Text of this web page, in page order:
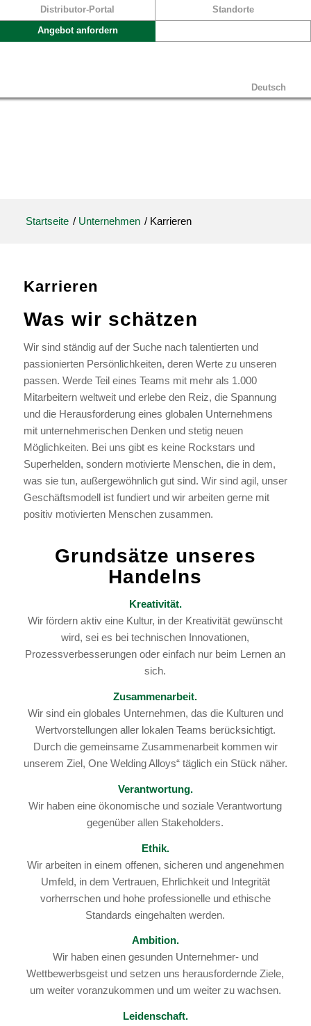
Distributor-Portal
Standorte
Angebot anfordern
Deutsch
Startseite / Unternehmen / Karrieren
Karrieren
Was wir schätzen
Wir sind ständig auf der Suche nach talentierten und
passionierten Persönlichkeiten, deren Werte zu unseren
passen. Werde Teil eines Teams mit mehr als 1.000
Mitarbeitern weltweit und erlebe den Reiz, die Spannung
und die Herausforderung eines globalen Unternehmens
mit unternehmerischen Denken und stetig neuen
Möglichkeiten. Bei uns gibt es keine Rockstars und
Superhelden, sondern motivierte Menschen, die in dem,
was sie tun, außergewöhnlich gut sind. Wir sind agil, unser
Geschäftsmodell ist fundiert und wir arbeiten gerne mit
positiv motivierten Menschen zusammen.
Grundsätze unseres
Handelns
Kreativität.
Wir fördern aktiv eine Kultur, in der Kreativität gewünscht
wird, sei es bei technischen Innovationen,
Prozessverbesserungen oder einfach nur beim Lernen an
sich.
Zusammenarbeit.
Wir sind ein globales Unternehmen, das die Kulturen und
Wertvorstellungen aller lokalen Teams berücksichtigt.
Durch die gemeinsame Zusammenarbeit kommen wir
unserem Ziel, One Welding Alloys“ täglich ein Stück näher.
Verantwortung.
Wir haben eine ökonomische und soziale Verantwortung
gegenüber allen Stakeholders.
Ethik.
Wir arbeiten in einem offenen, sicheren und angenehmen
Umfeld, in dem Vertrauen, Ehrlichkeit und Integrität
vorherrschen und hohe professionelle und ethische
Standards eingehalten werden.
Ambition.
Wir haben einen gesunden Unternehmer- und
Wettbewerbsgeist und setzen uns herausfordernde Ziele,
um weiter voranzukommen und um weiter zu wachsen.
Leidenschaft.